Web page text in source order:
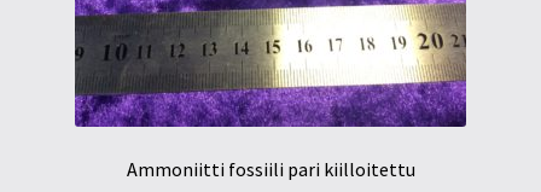
Ammoniitti fossiili pari kiilloitettu